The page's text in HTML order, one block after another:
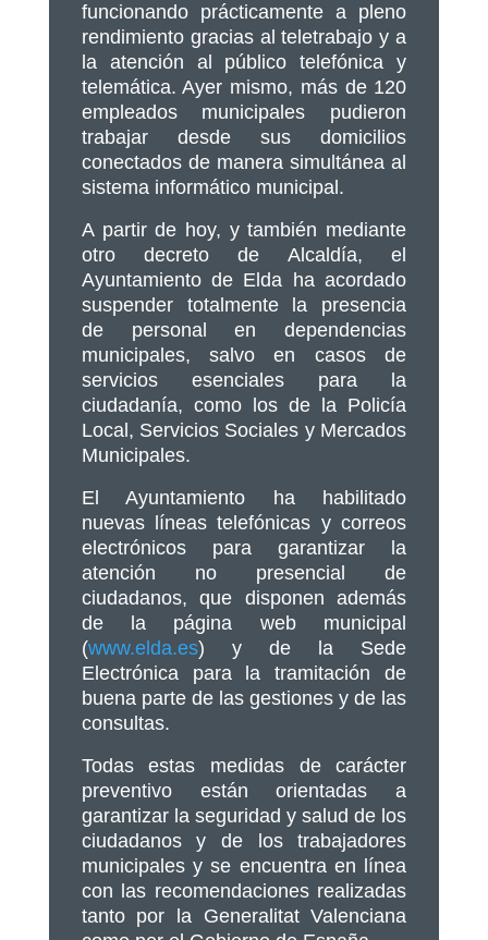
funcionando prácticamente a pleno
rendimiento gracias al teletrabajo y a
la atención al público telefónica y
telemática. Ayer mismo, más de 120
empleados municipales pudieron
trabajar desde sus domicilios
conectados de manera simultánea al
sistema informático municipal.
A partir de hoy, y también mediante
otro decreto de Alcaldía, el
Ayuntamiento de Elda ha acordado
suspender totalmente la presencia
de personal en dependencias
municipales, salvo en casos de
servicios esenciales para la
ciudadanía, como los de la Policía
Local, Servicios Sociales y Mercados
Municipales.
El Ayuntamiento ha habilitado
nuevas líneas telefónicas y correos
electrónicos para garantizar la
atención no presencial de
ciudadanos, que disponen además
de la página web municipal
(www.elda.es) y de la Sede
Electrónica para la tramitación de
buena parte de las gestiones y de las
consultas.
Todas estas medidas de carácter
preventivo están orientadas a
garantizar la seguridad y salud de los
ciudadanos y de los trabajadores
municipales y se encuentra en línea
con las recomendaciones realizadas
tanto por la Generalitat Valenciana